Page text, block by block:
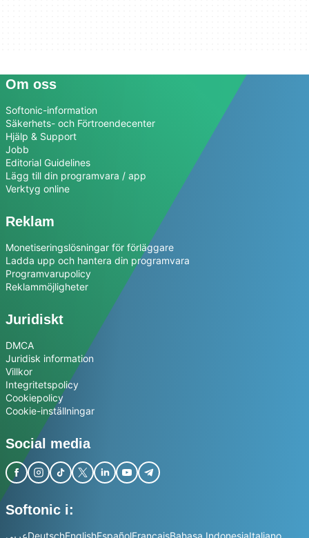
Om oss
Softonic-information
Säkerhets- och Förtroendecenter
Hjälp & Support
Jobb
Editorial Guidelines
Lägg till din programvara / app
Verktyg online
Reklam
Monetiseringslösningar för förläggare
Ladda upp och hantera din programvara
Programvarupolicy
Reklammöjligheter
Juridiskt
DMCA
Juridisk information
Villkor
Integritetspolicy
Cookiepolicy
Cookie-inställningar
Social media
Softonic i: